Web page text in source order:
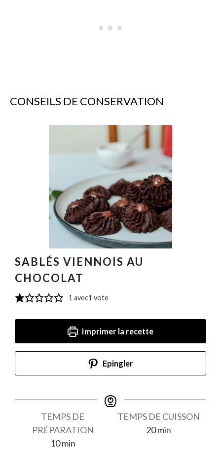
CONSEILS DE CONSERVATION
SABLÉS VIENNOIS AU
CHOCOLAT
1 avec1 vote
Imprimer la recette
Epingler
TEMPS DE
PRÉPARATION
10minutes
min
TEMPS DE CUISSON
20minutes
min